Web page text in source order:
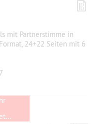
mit Partnerstimme in
24+22 Seiten mit 6